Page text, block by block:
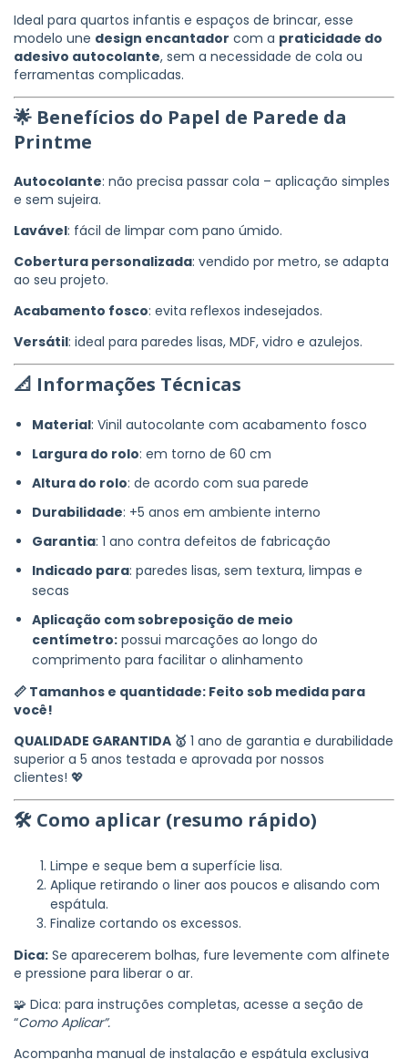
Ideal para quartos infantis e espaços de brincar, esse
modelo une design encantador com a praticidade do
adesivo autocolante, sem a necessidade de cola ou
ferramentas complicadas.
🌟 Benefícios do Papel de Parede da
Printme
Autocolante: não precisa passar cola – aplicação simples
e sem sujeira.
Lavável: fácil de limpar com pano úmido.
Cobertura personalizada: vendido por metro, se adapta
ao seu projeto.
Acabamento fosco: evita reflexos indesejados.
Versátil: ideal para paredes lisas, MDF, vidro e azulejos.
📐 Informações Técnicas
Material: Vinil autocolante com acabamento fosco
Largura do rolo: em torno de 60 cm
Altura do rolo: de acordo com sua parede
Durabilidade: +5 anos em ambiente interno
Garantia: 1 ano contra defeitos de fabricação
Indicado para: paredes lisas, sem textura, limpas e
secas
Aplicação com sobreposição de meio
centímetro: possui marcações ao longo do
comprimento para facilitar o alinhamento
📏 Tamanhos e quantidade: Feito sob medida para
você!
QUALIDADE GARANTIDA 🥇 1 ano de garantia e durabilidade
superior a 5 anos testada e aprovada por nossos
clientes! 💖
🛠️ Como aplicar (resumo rápido)
Limpe e seque bem a superfície lisa.
Aplique retirando o liner aos poucos e alisando com
espátula.
Finalize cortando os excessos.
Dica: Se aparecerem bolhas, fure levemente com alfinete
e pressione para liberar o ar.
🧩 Dica: para instruções completas, acesse a seção de
“Como Aplicar”.
Acompanha manual de instalação e espátula exclusiva